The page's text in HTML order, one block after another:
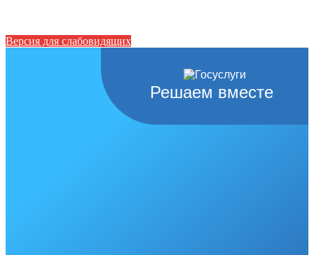
Версия для слабовидящих
Решаем вместе